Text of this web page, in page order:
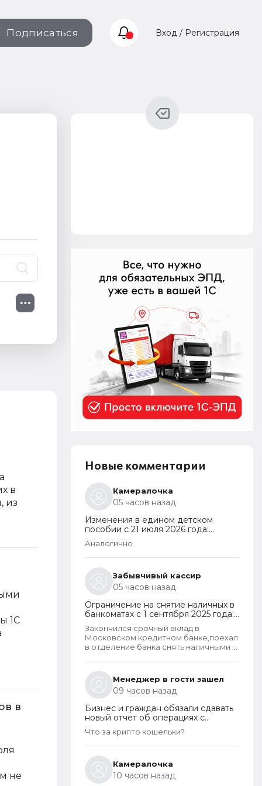
Подписаться Вход / Регистрация
в
из
1С
в
не
Новые комментарии
Камералочка
05 часов назад
Изменения в едином детском
пособии с 21 июля 2026 года:
пересмотр правила нулевого
дохода и новый порядок
оформления пособий по месту
пребывания
Аналогично
Забывчивый кассир
05 часов назад
Ограничение на снятие наличных в
банкоматах с 1 сентября 2025 года:
какие операции заблокируют и как
отменить запрет
Закончился срочный вклад в
Московском кредитном банке,поехал
в отделение банка снять наличными в
заблокировали на 48 часов.Кассу в
отделении полгода назад
ликвидировали.
Менеджер в гости зашел
09 часов назад
Бизнес и граждан обязали сдавать
новый отчет об операциях с
криптовалютами на иностранных
платформах
Что за крипто кошельки?
Камералочка
10 часов назад